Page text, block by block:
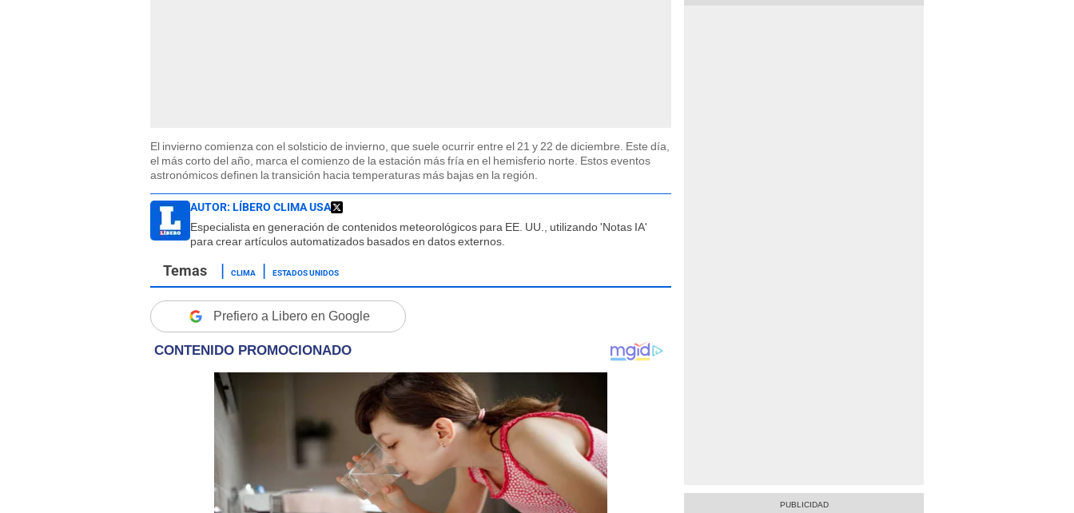
El invierno comienza con el solsticio de invierno, que suele ocurrir entre el 21 y 22 de diciembre. Este día,
el más corto del año, marca el comienzo de la estación más fría en el hemisferio norte. Estos eventos
astronómicos definen la transición hacia temperaturas más bajas en la región.
AUTOR: LÍBERO CLIMA USA
Especialista en generación de contenidos meteorológicos para EE. UU., utilizando 'Notas IA'
para crear artículos automatizados basados en datos externos.
CLIMA ESTADOS UNIDOS
Prefiero a Libero en Google